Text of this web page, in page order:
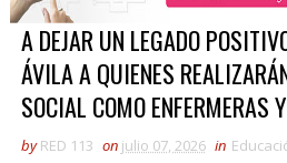
A DEJAR UN LEGADO
ÁVILA A QUIENES
SOCIAL COMO ENFERMERAS
by RED 113 on julio 07, 2026 in